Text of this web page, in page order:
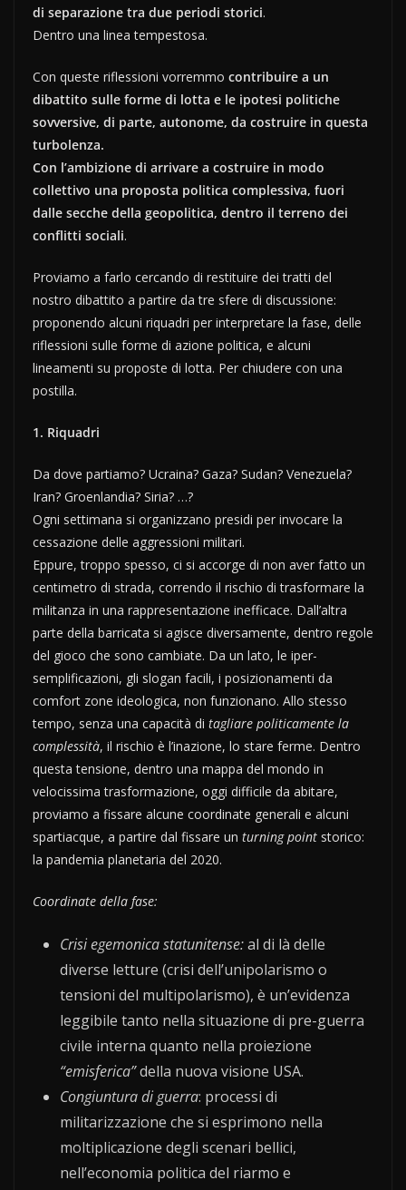
di separazione tra due periodi storici.
Dentro una linea tempestosa.
Con queste riflessioni vorremmo contribuire a un
dibattito sulle forme di lotta e le ipotesi politiche
sovversive, di parte, autonome, da costruire in questa
turbolenza.
Con l’ambizione di arrivare a costruire in modo
collettivo una proposta politica complessiva, fuori
dalle secche della geopolitica, dentro il terreno dei
conflitti sociali.
Proviamo a farlo cercando di restituire dei tratti del
nostro dibattito a partire da tre sfere di discussione:
proponendo alcuni riquadri per interpretare la fase, delle
riflessioni sulle forme di azione politica, e alcuni
lineamenti su proposte di lotta. Per chiudere con una
postilla.
1. Riquadri
Da dove partiamo? Ucraina? Gaza? Sudan? Venezuela?
Iran? Groenlandia? Siria? …?
Ogni settimana si organizzano presidi per invocare la
cessazione delle aggressioni militari.
Eppure, troppo spesso, ci si accorge di non aver fatto un
centimetro di strada, correndo il rischio di trasformare la
militanza in una rappresentazione inefficace. Dall’altra
parte della barricata si agisce diversamente, dentro regole
del gioco che sono cambiate. Da un lato, le iper-
semplificazioni, gli slogan facili, i posizionamenti da
comfort zone ideologica, non funzionano. Allo stesso
tempo, senza una capacità di tagliare politicamente la
complessità, il rischio è l’inazione, lo stare ferme. Dentro
questa tensione, dentro una mappa del mondo in
velocissima trasformazione, oggi difficile da abitare,
proviamo a fissare alcune coordinate generali e alcuni
spartiacque, a partire dal fissare un turning point storico:
la pandemia planetaria del 2020.
Coordinate della fase:
Crisi egemonica statunitense:al di là delle
diverse letture (crisi dell’unipolarismo o
tensioni del multipolarismo), è un’evidenza
leggibile tanto nella situazione di pre-guerra
civile interna quanto nella proiezione
“emisferica”della nuova visione USA.
Congiuntura di guerra: processi di
militarizzazione che si esprimono nella
moltiplicazione degli scenari bellici,
nell’economia politica del riarmo e